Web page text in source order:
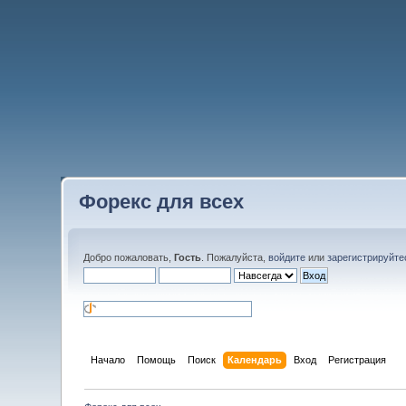
Форекс для всех
Добро пожаловать,Гость . Пожалуйста,войдите или
Начало Помощь Поиск Календарь Вход Регистрация